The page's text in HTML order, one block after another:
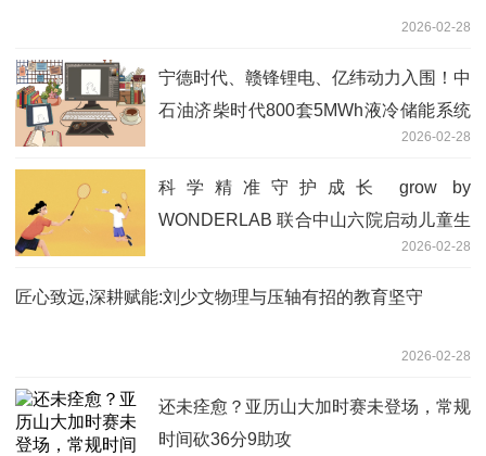
2026-02-28
宁德时代、赣锋锂电、亿纬动力入围！中
石油济柴时代800套5MWh液冷储能系统
2026-02-28
科学精准守护成长 grow by
WONDERLAB 联合中山六院启动儿童生
2026-02-28
匠心致远,深耕赋能:刘少文物理与压轴有招的教育坚守
2026-02-28
还未痊愈？亚历山大加时赛未登场，常规
时间砍36分9助攻